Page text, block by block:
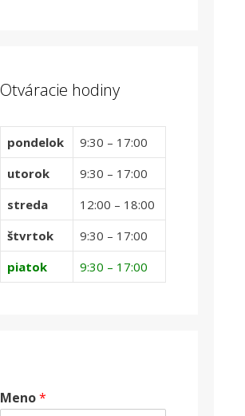
Otváracie hodiny
pondelok
9:30 – 17:00
utorok
9:30 – 17:00
streda
12:00 – 18:00
štvrtok
9:30 – 17:00
piatok
9:30 – 17:00
Meno*